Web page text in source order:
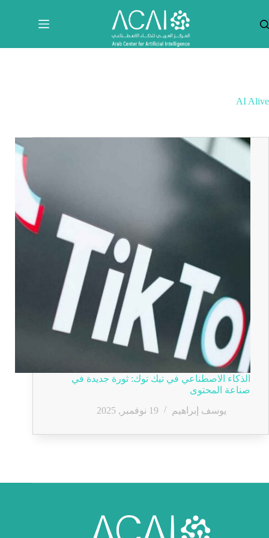
المحتوى
AI Alive
الذكاء الاصطناعي في تيك توك: ثورة جديدة في
صناعة المحتوى
يوسف إبراهيم
19 نوفمبر, 2025